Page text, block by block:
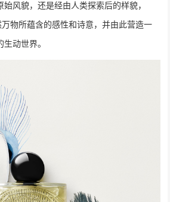
风貌，还是经由人类探索后的样貌，
物所蕴含的感性和诗意，并由此营造一
动世界。